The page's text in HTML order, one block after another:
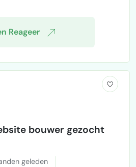
Reageer
bouwer gezocht
geleden